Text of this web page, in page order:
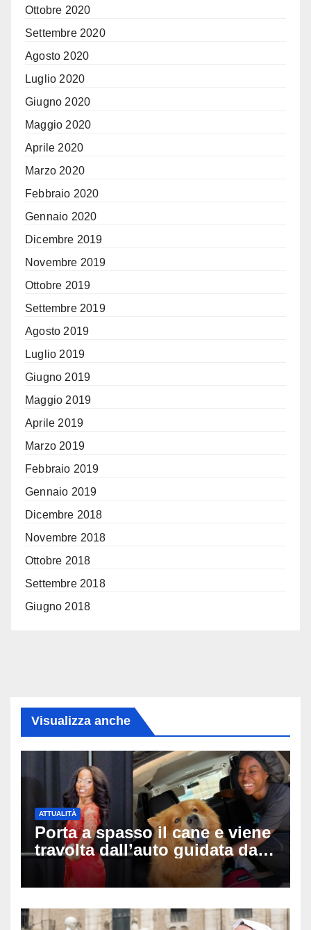
Ottobre 2020
Settembre 2020
Agosto 2020
Luglio 2020
Giugno 2020
Maggio 2020
Aprile 2020
Marzo 2020
Febbraio 2020
Gennaio 2020
Dicembre 2019
Novembre 2019
Ottobre 2019
Settembre 2019
Agosto 2019
Luglio 2019
Giugno 2019
Maggio 2019
Aprile 2019
Marzo 2019
Febbraio 2019
Gennaio 2019
Dicembre 2018
Novembre 2018
Ottobre 2018
Settembre 2018
Giugno 2018
Visualizza anche
ATTUALITÀ
Porta a spasso il cane e viene
travolta dall’auto guidata da
due bambini di 4 e 6 anni: l’ex
miss Kiara Bowling lotta tra la